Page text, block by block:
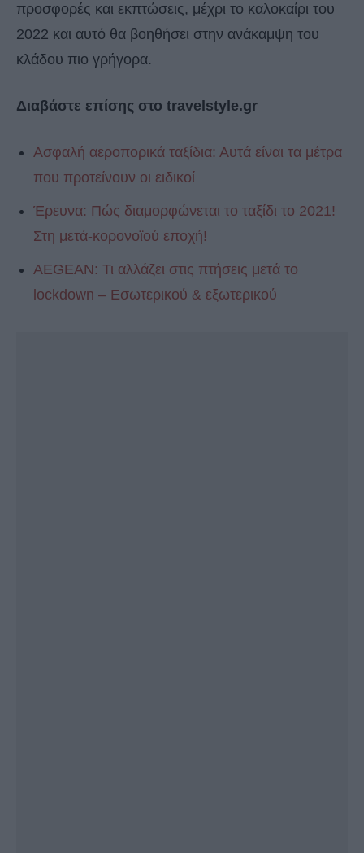
προσφορές και εκπτώσεις, μέχρι το καλοκαίρι του
2022 και αυτό θα βοηθήσει στην ανάκαμψη του
κλάδου πιο γρήγορα.
Διαβάστε επίσης στο travelstyle.gr
Ασφαλή αεροπορικά ταξίδια: Αυτά είναι τα μέτρα
που προτείνουν οι ειδικοί
Έρευνα: Πώς διαμορφώνεται το ταξίδι το 2021!
Στη μετά-κορονοϊού εποχή!
AEGEAN: Τι αλλάζει στις πτήσεις μετά το
lockdown – Εσωτερικού & εξωτερικού